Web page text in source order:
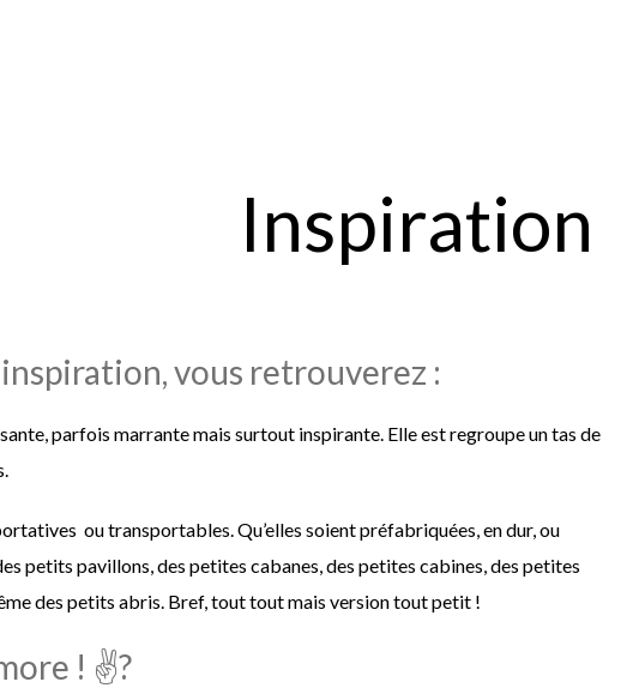
Inspiration
vous retrouverez :
parfois marrante mais surtout inspirante. Elle est regroupe un tas de
ou transportables. Qu’elles soient préfabriquées, en dur, ou
petits pavillons, des petites cabanes, des petites cabines, des petites
des petits abris. Bref, tout tout mais version tout petit !
! ✌?